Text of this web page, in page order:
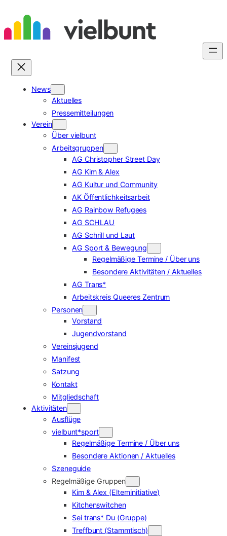
Inhalt
springen
News
Aktuelles
Pressemitteilungen
Verein
Über vielbunt
Arbeitsgruppen
AG Christopher Street Day
AG Kim & Alex
AG Kultur und Community
AK Öffentlichkeitsarbeit
AG Rainbow Refugees
AG SCHLAU
AG Schrill und Laut
AG Sport & Bewegung
Regelmäßige Termine / Über uns
Besondere Aktivitäten / Aktuelles
AG Trans*
Arbeitskreis Queeres Zentrum
Personen
Vorstand
Jugendvorstand
Vereinsjugend
Manifest
Satzung
Kontakt
Mitgliedschaft
Aktivitäten
Ausflüge
vielbunt*sport
Regelmäßige Termine / Über uns
Besondere Aktionen / Aktuelles
Szeneguide
Regelmäßige Gruppen
Kim & Alex (Elterninitiative)
Kitchenswitchen
Sei trans* Du (Gruppe)
Treffbunt (Stammtisch)